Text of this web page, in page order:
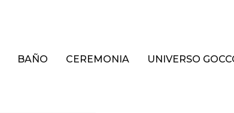
BAÑO CEREMONIA UNIVERSO